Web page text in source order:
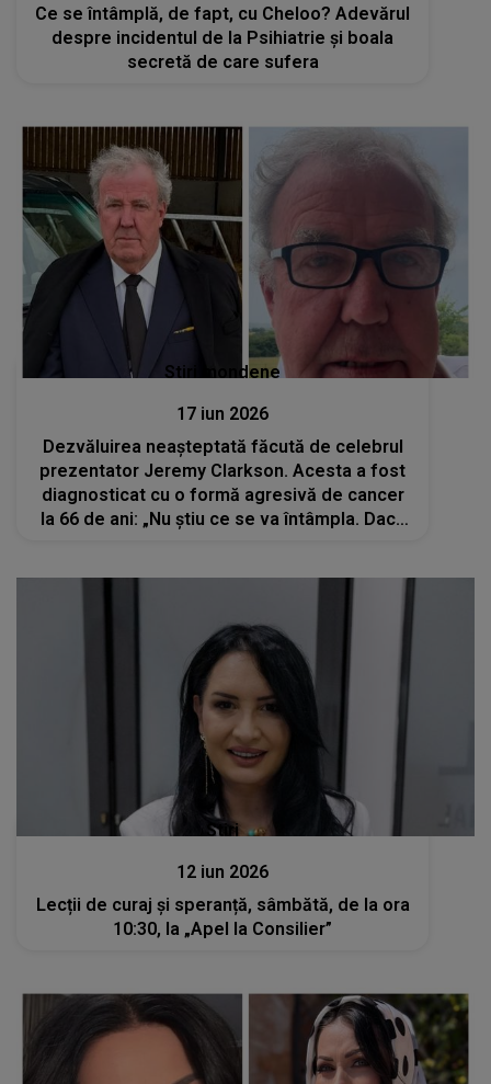
Ce se întâmplă, de fapt, cu Cheloo? Adevărul
despre incidentul de la Psihiatrie și boala
secretă de care sufera
Stiri mondene
17 iun 2026
Dezvăluirea neașteptată făcută de celebrul
prezentator Jeremy Clarkson. Acesta a fost
diagnosticat cu o formă agresivă de cancer
la 66 de ani: „Nu știu ce se va întâmpla. Dacă
Stiri
12 iun 2026
Lecții de curaj și speranță, sâmbătă, de la ora
10:30, la „Apel la Consilier”